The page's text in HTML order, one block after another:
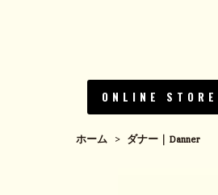
ONLINE STORE
ホーム > ダナー｜Danner